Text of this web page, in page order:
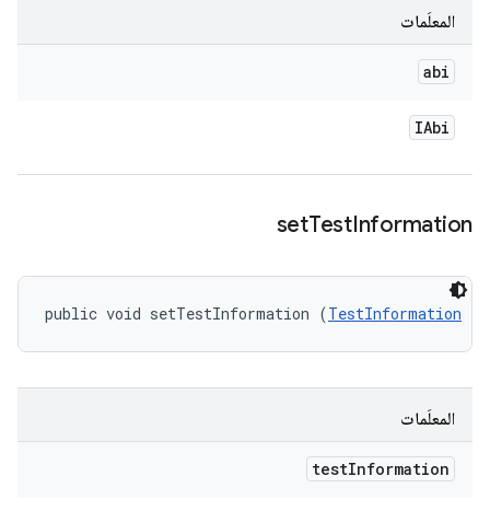
المعلَمات
abi
IAbi
setTestInformation
public void setTestInformation (TestInformation
المعلَمات
testInformation